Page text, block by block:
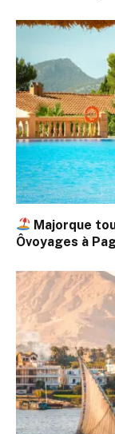
Majorque
Ôvoyages à